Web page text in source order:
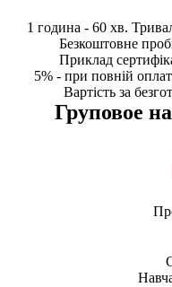
1 година - 60 хв.
Безкоштовне
Приклад
5% - при повній
Вартість за
Груповое